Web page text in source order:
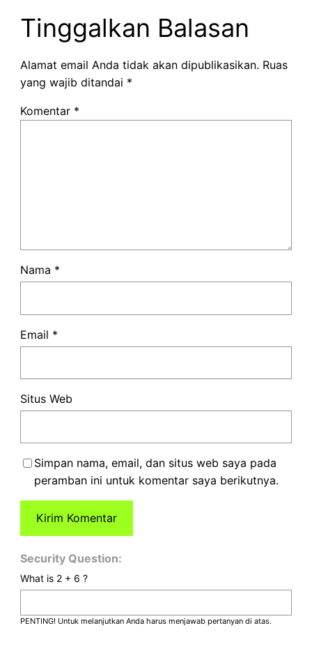
Tinggalkan Balasan
Alamat email Anda tidak akan dipublikasikan. Ruas
yang wajib ditandai *
Komentar *
Nama *
Email *
Situs Web
Simpan nama, email, dan situs web saya pada
peramban ini untuk komentar saya berikutnya.
Security Question:
What is 2 + 6 ?
PENTING! Untuk melanjutkan Anda harus menjawab pertanyan di atas.